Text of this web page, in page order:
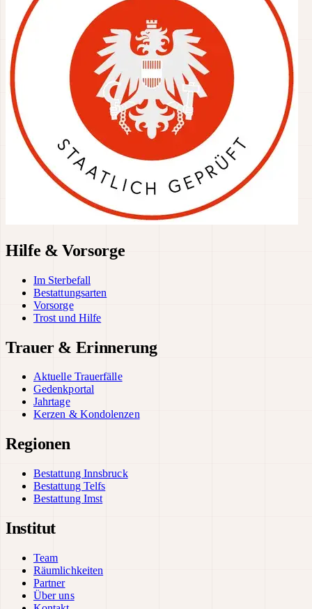
Hilfe & Vorsorge
Im Sterbefall
Bestattungsarten
Vorsorge
Trost und Hilfe
Trauer & Erinnerung
Aktuelle Trauerfälle
Gedenkportal
Jahrtage
Kerzen & Kondolenzen
Regionen
Bestattung Innsbruck
Bestattung Telfs
Bestattung Imst
Institut
Team
Räumlichkeiten
Partner
Über uns